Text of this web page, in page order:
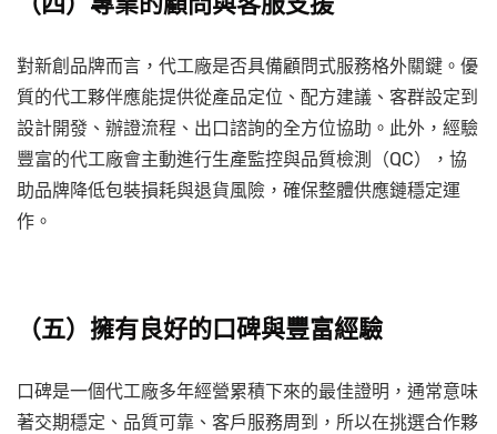
對新創品牌而言，代工廠是否具備顧問式服務格外關鍵。優
質的代工夥伴應能提供從產品定位、配方建議、客群設定到
設計開發、辦證流程、出口諮詢的全方位協助。此外，經驗
豐富的代工廠會主動進行生產監控與品質檢測（QC），協
助品牌降低包裝損耗與退貨風險，確保整體供應鏈穩定運
作。
（五）擁有良好的口碑與豐富經驗
口碑是一個代工廠多年經營累積下來的最佳證明，通常意味
著交期穩定、品質可靠、客戶服務周到，所以在挑選合作夥